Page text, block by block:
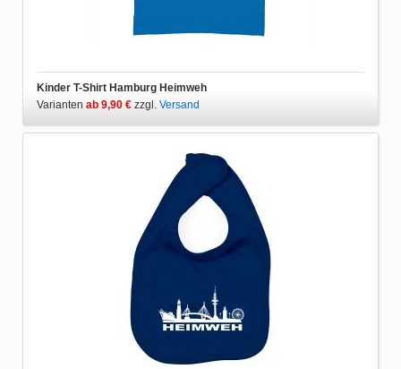
Kinder T-Shirt Hamburg Heimweh
Varianten ab 9,90 € zzgl. Versand